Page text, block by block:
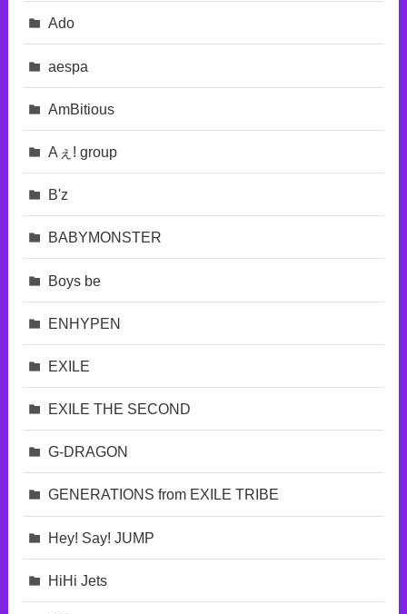
Ado
aespa
AmBitious
Aぇ! group
B'z
BABYMONSTER
Boys be
ENHYPEN
EXILE
EXILE THE SECOND
G-DRAGON
GENERATIONS from EXILE TRIBE
Hey! Say! JUMP
HiHi Jets